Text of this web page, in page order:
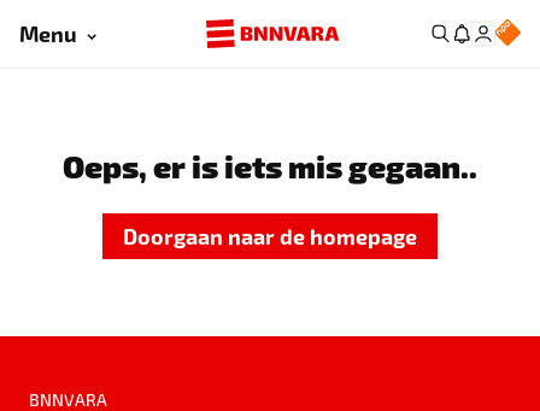
Menu
Oeps, er is iets mis gegaan..
Doorgaan naar de homepage
BNNVARA